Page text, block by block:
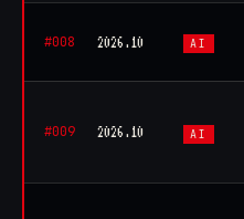
#008 2026.10 AI
#009 2026.10 AI